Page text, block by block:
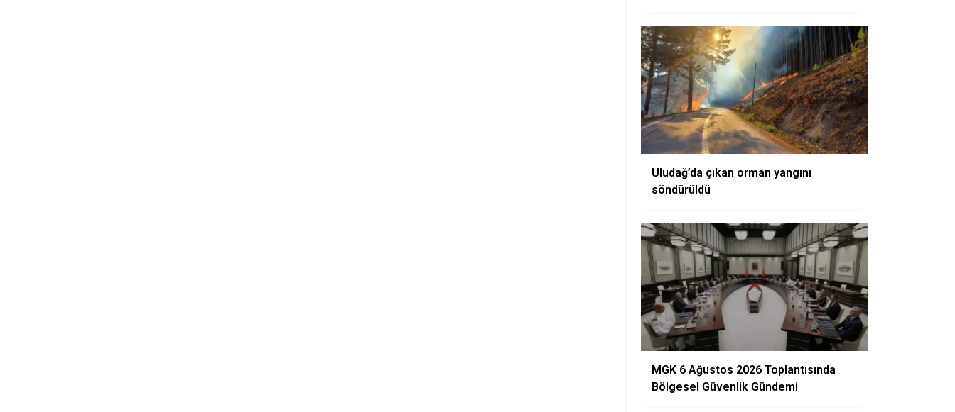
Uludağ’da çıkan orman yangını
söndürüldü
MGK 6 Ağustos 2026 Toplantısında
Bölgesel Güvenlik Gündemi